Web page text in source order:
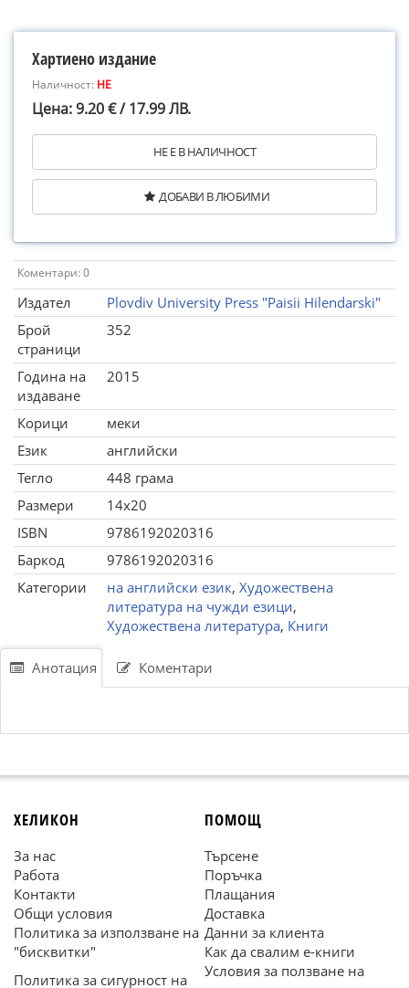
Хартиено издание
Наличност: НЕ
Цена: 9.20 € / 17.99 ЛВ.
НЕ Е В НАЛИЧНОСТ
ДОБАВИ В ЛЮБИМИ
Коментари: 0
Издател
Plovdiv University Press "Paisii Hilendarski"
Брой
страници
352
Година на
издаване
2015
Корици
меки
Език
английски
Тегло
448 грама
Размери
14x20
ISBN
9786192020316
Баркод
9786192020316
Категории
на английски език, Художествена
литература на чужди езици,
Художествена литература, Книги
Анотация Коментари
ХЕЛИКОН
За нас
Работа
Контакти
Общи условия
Политика за използване на
"бисквитки"
Политика за сигурност на
ПОМОЩ
Търсене
Поръчка
Плащания
Доставка
Данни за клиента
Как да свалим е-книги
Условия за ползване на